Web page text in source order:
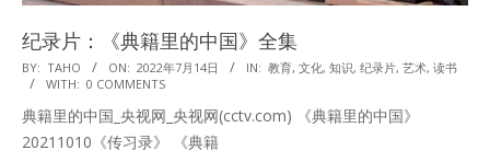
纪录片：《典籍里的中国》全集
2022-
07-
14
BY: TAHO ON: 2022年7月14日 IN: 教育, 文化, 知识, 纪录片, 艺术, 读书
WITH: 0 COMMENTS
典籍里的中国_央视网_央视网(cctv.com) 《典籍里的中国》
20211010《传习录》 《典籍